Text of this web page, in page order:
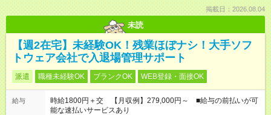
掲載日：2026.08.04
未読
【週2在宅】未経験OK！残業ほぼナシ！大手ソフ
トウェア会社で入退場管理サポート
派遣 職種未経験OK ブランクOK WEB登録・面接OK
給与
時給1800円＋交 【月収例】279,000円～ ■給与の前払いが可
能な速払いサービスあり